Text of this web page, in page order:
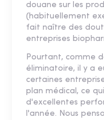
douane sur les
(habituellement
fait naître des
entreprises
Pourtant, comme
éliminatoire, il y a
certaines
plan médical, ce
d'excellentes
l'année. Nous